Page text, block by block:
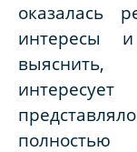
оказалась
интересы